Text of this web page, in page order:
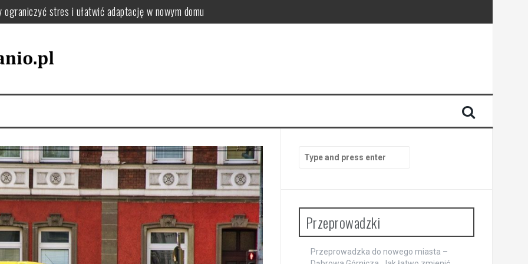
uporządkować zmiany adresu i dokumentów krok po kroku
chaosu i jak uniknąć przeciążenia pakowania
by uniknąć chaosu i dobrze się zorganizować
Search
for:
Przeprowadzki
Przeprowadzka do nowego miasta –